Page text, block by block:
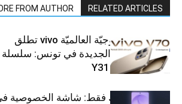
RELATED ARTICLES
FROM AUTHOR
العلامة التّكنولوجيّة العالميّة vivo تطلق
هواتفها الذكيّة الجديدة في تونس: سلسلة
V70 وسلسلة Y31
شاشتك، لعينيك فقط: شاشة الخصوصية